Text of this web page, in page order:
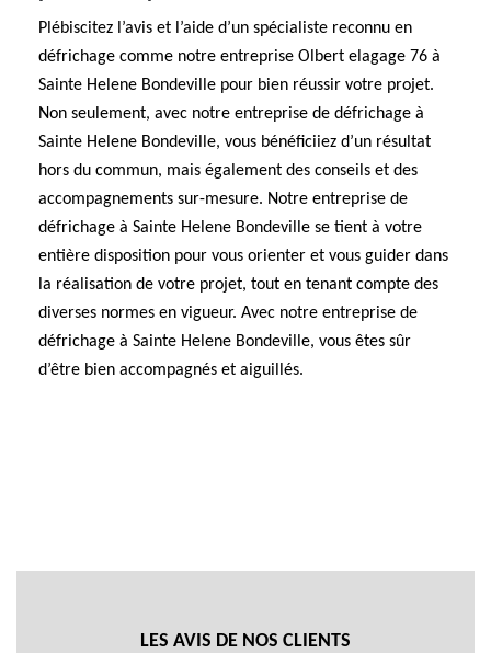
Plébiscitez l’avis et l’aide d’un spécialiste reconnu en
défrichage comme notre entreprise Olbert elagage 76 à
Sainte Helene Bondeville pour bien réussir votre projet.
Non seulement, avec notre entreprise de défrichage à
Sainte Helene Bondeville, vous bénéficiiez d’un résultat
hors du commun, mais également des conseils et des
accompagnements sur-mesure. Notre entreprise de
défrichage à Sainte Helene Bondeville se tient à votre
entière disposition pour vous orienter et vous guider dans
la réalisation de votre projet, tout en tenant compte des
diverses normes en vigueur. Avec notre entreprise de
défrichage à Sainte Helene Bondeville, vous êtes sûr
d’être bien accompagnés et aiguillés.
LES AVIS DE NOS CLIENTS